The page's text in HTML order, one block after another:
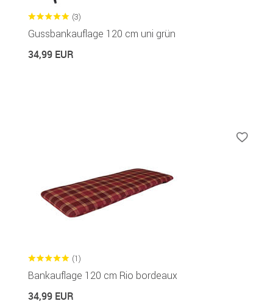
(3)
Gussbankauflage 120 cm uni grün
34,99 EUR
(1)
Bankauflage 120 cm Rio bordeaux
34,99 EUR